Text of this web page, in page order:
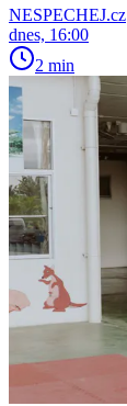
NESPECHEJ.cz
dnes, 16:00
2 min